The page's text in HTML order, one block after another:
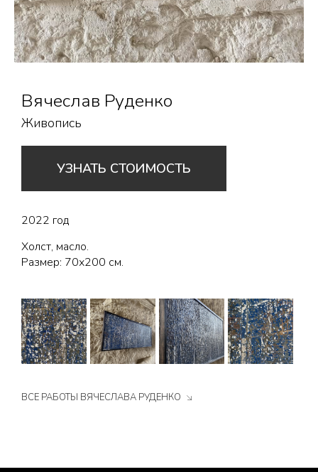
Вячеслав Руденко
Живопись
УЗНАТЬ СТОИМОСТЬ
2022 год
Холст, масло.
Размер: 70х200 см.
ВСЕ РАБОТЫ ВЯЧЕСЛАВА РУДЕНКО